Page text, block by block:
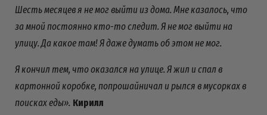
Шесть месяцев я не мог выйти из дома. Мне казалось, что
за мной постоянно кто-то следит. Я не мог выйти на
улицу. Да какое там! Я даже думать об этом не мог.
Я кончил тем, что оказался на улице. Я жил и спал в
картонной коробке, попрошайничал и рылся в мусорках в
поисках еды». Кирилл